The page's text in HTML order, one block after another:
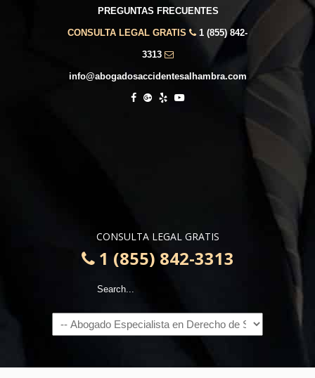
PREGUNTAS FRECUENTES
CONSULTA LEGAL GRATIS 1 (855) 842-
3313
info@abogadosaccidentesalhambra.com
CONSULTA LEGAL GRATIS
1 (855) 842-3313
Navigation